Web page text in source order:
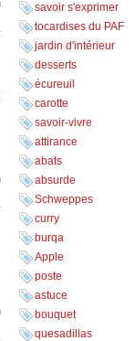
savoir s'exprimer
tocardises du PAF
jardin d'intérieur
desserts
écureuil
carotte
savoir-vivre
attirance
abats
absurde
Schweppes
curry
burqa
Apple
poste
astuce
bouquet
quesadillas